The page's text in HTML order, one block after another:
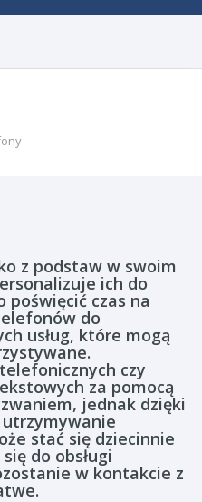
z podstaw w swoim
ich do
poświęcić czas na
do
usług, które mogą
czy
za pomocą
jednak dzięki
stać się dziecinnie
do obsługi
w kontakcie z